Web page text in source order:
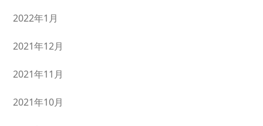
2022年1月
2021年12月
2021年11月
2021年10月